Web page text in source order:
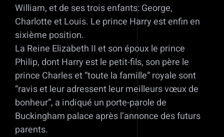
William, et de ses trois enfants: George,
Charlotte et Louis. Le prince Harry est enfin en
sixième position.
La Reine Elizabeth II et son époux le prince
Philip, dont Harry est le petit-fils, son père le
prince Charles et “toute la famille” royale sont
“ravis et leur adressent leur meilleurs vœux de
bonheur”, a indiqué un porte-parole de
Buckingham palace après l’annonce des futurs
parents.